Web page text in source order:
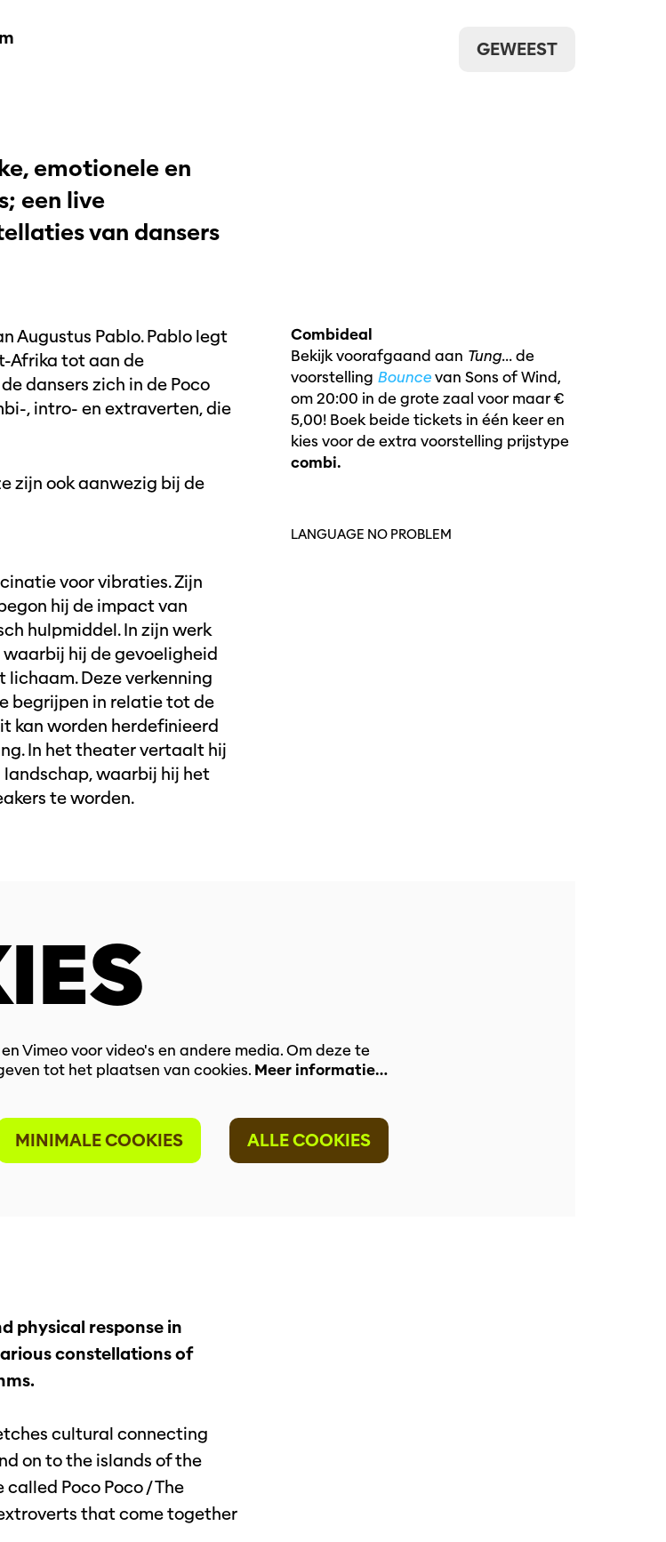
GEWEEST
emotionele en
een live
van dansers
Augustus Pablo. Pablo legt
Afrika tot aan de
dansers zich in de Poco
, intro- en extraverten, die
zijn ook aanwezig bij de
voor vibraties. Zijn
hij de impact van
hulpmiddel. In zijn werk
hij de gevoeligheid
Deze verkenning
begrijpen in relatie tot de
kan worden herdefinieerd
In het theater vertaalt hij
landschap, waarbij hij het
te worden.
Combideal
Bekijk voorafgaand aan Tung...de
voorstelling Bouncevan Sons of Wind,
om 20:00 in de grote zaal voor maar €
5,00! Boek beide tickets in één keer en
kies voor de extra voorstelling prijstype
combi.
LANGUAGE NO PROBLEM
Vimeo voor video's en andere media. Om deze te
tot het plaatsen van cookies. Meer informatie…
MINIMALE COOKIES ALLE COOKIES
physical response in
constellations of
cultural connecting
on to the islands of the
Poco Poco / The
that come together